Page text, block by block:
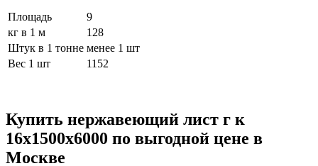
Площадь
9
кг в 1 м
128
Штук в 1 тонне менее 1 шт
Вес 1 шт
1152
Купить нержавеющий лист г к
16х1500х6000 по выгодной цене в
Москве